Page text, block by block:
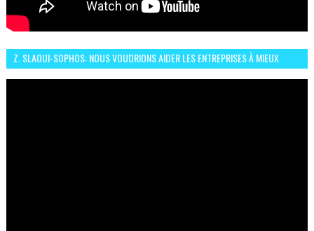
Z. SLAOUI-SOPHOS: NOUS VOUDRIONS AIDER LES ENTREPRISES À MIEUX